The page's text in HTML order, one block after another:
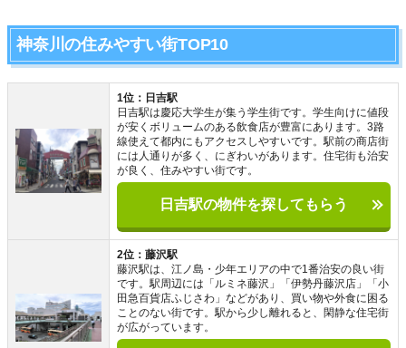
神奈川の住みやすい街TOP10
1位：日吉駅
日吉駅は慶応大学生が集う学生街です。学生向けに値段
が安くボリュームのある飲食店が豊富にあります。3路
線使えて都内にもアクセスしやすいです。駅前の商店街
には人通りが多く、にぎわいがあります。住宅街も治安
が良く、住みやすい街です。
日吉駅の物件を探してもらう
2位：藤沢駅
藤沢駅は、江ノ島・少年エリアの中で1番治安の良い街
です。駅周辺には「ルミネ藤沢」「伊勢丹藤沢店」「小
田急百貨店ふじさわ」などがあり、買い物や外食に困る
ことのない街です。駅から少し離れると、閑静な住宅街
が広がっています。